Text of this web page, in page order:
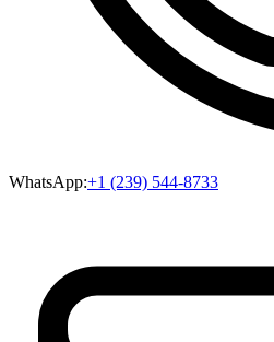
WhatsApp:+1 (239) 544-8733